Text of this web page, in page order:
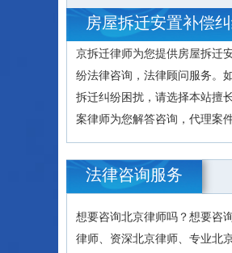
房屋拆迁安置补偿
京拆迁律师为您提供房屋拆迁
纷法律咨询，法律顾问服务。
拆迁纠纷困扰，请选择本站擅
案律师为您解答咨询，代理案件
法律咨询服务
想要咨询北京律师吗？想要咨
律师、资深北京律师、专业北